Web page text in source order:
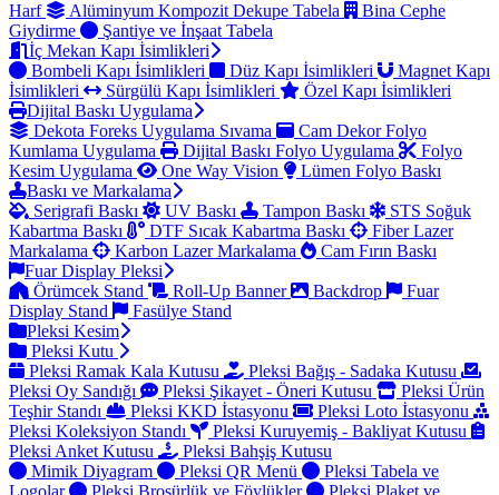
Harf
Alüminyum Kompozit Dekupe Tabela
Bina Cephe
Giydirme
Şantiye ve İnşaat Tabela
İç Mekan Kapı İsimlikleri
Bombeli Kapı İsimlikleri
Düz Kapı İsimlikleri
Magnet Kapı
İsimlikleri
Sürgülü Kapı İsimlikleri
Özel Kapı İsimlikleri
Dijital Baskı Uygulama
Dekota Foreks Uygulama Sıvama
Cam Dekor Folyo
Kumlama Uygulama
Dijital Baskı Folyo Uygulama
Folyo
Kesim Uygulama
One Way Vision
Lümen Folyo Baskı
Baskı ve Markalama
Serigrafi Baskı
UV Baskı Tampon Baskı
STS Soğuk
Kabartma Baskı
DTF Sıcak Kabartma Baskı
Fiber Lazer
Markalama
Karbon Lazer Markalama
Cam Fırın Baskı
Fuar Display Pleksi
Örümcek Stand
Roll-Up Banner Backdrop
Fuar
Display Stand
Fasülye Stand
Pleksi Kesim
Pleksi Kutu
Pleksi Ramak Kala Kutusu
Pleksi Bağış - Sadaka Kutusu
Pleksi Oy Sandığı
Pleksi Şikayet - Öneri Kutusu
Pleksi Ürün
Teşhir Standı
Pleksi KKD İstasyonu
Pleksi Loto İstasyonu
Pleksi Koleksiyon Standı
Pleksi Kuruyemiş - Bakliyat Kutusu
Pleksi Anket Kutusu
Pleksi Bahşiş Kutusu
Mimik Diyagram
Pleksi QR Menü
Pleksi Tabela ve
Logolar
Pleksi Broşürlük ve Föylükler
Pleksi Plaket ve